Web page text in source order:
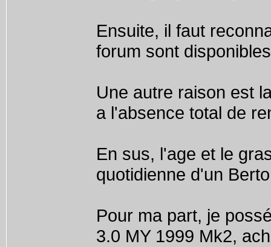
Ensuite, il faut
forum sont
Une autre raison est
a l'absence total de
En sus, l'age et le
quotidienne d'un
Pour ma part, je
3.0 MY 1999 Mk2,